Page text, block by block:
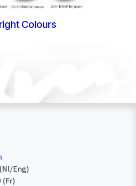
Colours
Eng)
(Fr)